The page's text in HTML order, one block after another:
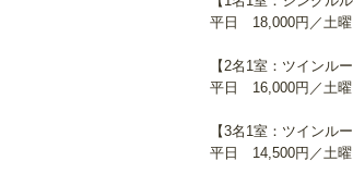
平日 18,000円／土
【2名1室：ツインル
平日 16,000円／土
【3名1室：ツインル
平日 14,500円／土